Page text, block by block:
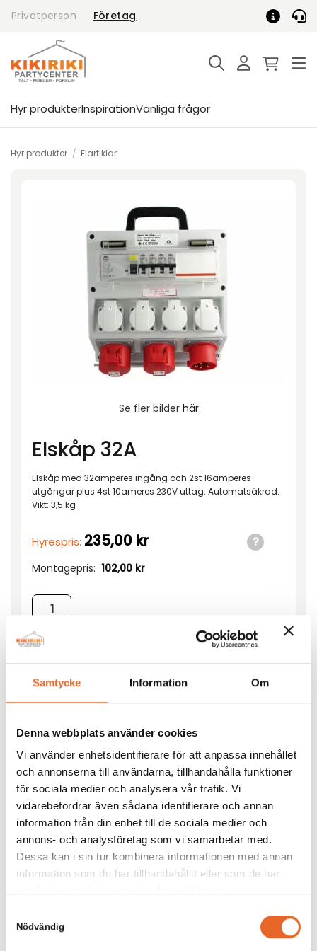
Samtycke Information Om
Denna webbplats använder cookies
Vi använder enhetsidentifierare för att anpassa innehållet
och annonserna till användarna, tillhandahålla funktioner
för sociala medier och analysera vår trafik. Vi
vidarebefordrar även sådana identifierare och annan
information från din enhet till de sociala medier och
annons- och analysföretag som vi samarbetar med.
Dessa kan i sin tur kombinera informationen med annan
information som du har tillhandahållit eller som de har
Nödvändig
Privatperson Företag
Hyr produkterInspirationVanliga frågor
Hyr produkter / Elartiklar
Se fler bilder här
Elskåp 32A
Elskåp med 32amperes ingång och 2st 16amperes
utgångar plus 4st 10ameres 230V uttag. Automatsäkrad.
Vikt: 3,5 kg
Hyrespris: 235,00 kr
Montagepris: 102,00 kr
Elskåp 32A mängd
Lägg till i förfrågan
Andra köpte även till
Bildgalleri för denna produkt